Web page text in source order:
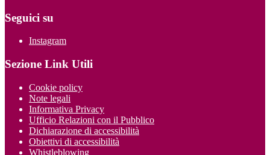
Seguici su
Instagram
Sezione Link Utili
Cookie policy
Note legali
Informativa Privacy
Ufficio Relazioni con il Pubblico
Dichiarazione di accessibilità
Obiettivi di accessibilità
Whistleblowing